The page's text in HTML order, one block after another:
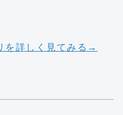
を詳しく見てみる→